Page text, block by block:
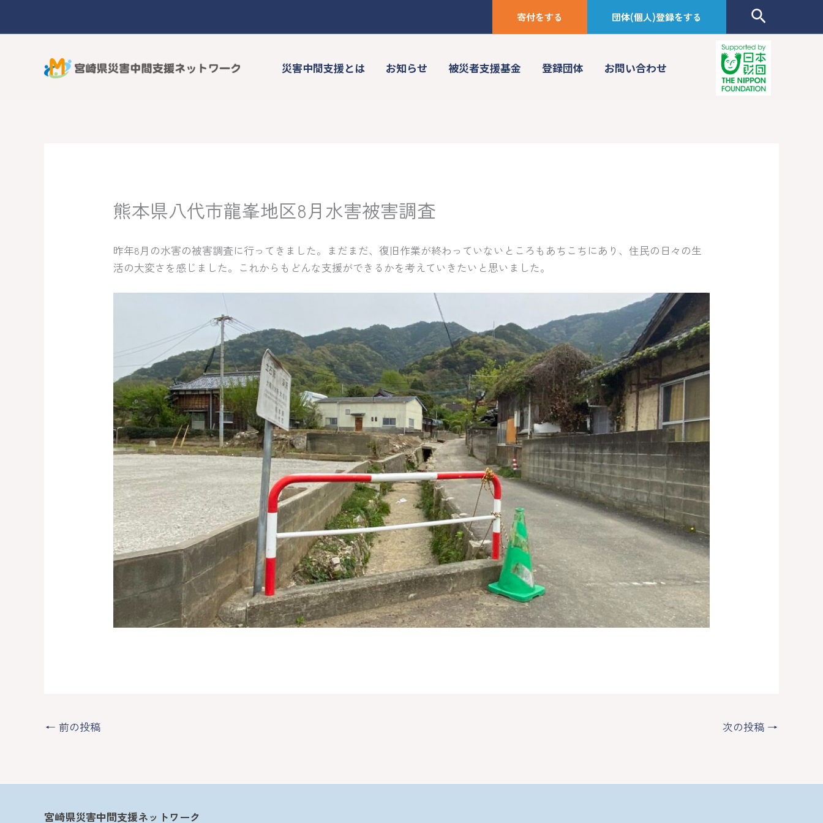
寄付をする 団体(個人)登録をする
検
索
災害中間支援とは お知らせ 被災者支援基金 登録団体 お問い合わせ
熊本県八代市龍峯地区8月水害被害調査
昨年8月の水害の被害調査に行ってきました。まだまだ、復旧作業が終わっていないところもあちこちにあり、住民の日々の生
活の大変さを感じました。これからもどんな支援ができるかを考えていきたいと思いました。
← 前の投稿 次の投稿 →
宮崎県災害中間支援ネットワーク